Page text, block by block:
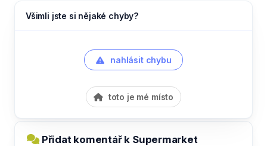
Všimli jste si nějaké chyby?
nahlásit chybu
toto je mé místo
Přidat komentář k Supermarket